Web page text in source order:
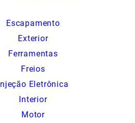
Escapamento
Exterior
Ferramentas
Freios
Injeção Eletrônica
Interior
Motor